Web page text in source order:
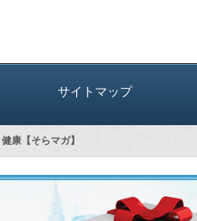
サイトマップ
康【そらマガ】